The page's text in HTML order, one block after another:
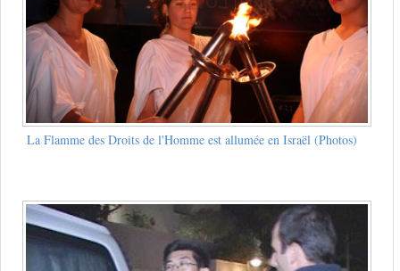
La Flamme des Droits de l'Homme est allumée en Israël (Photos)